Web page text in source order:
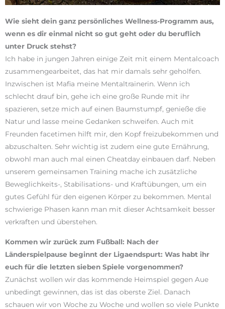
Wie sieht dein ganz persönliches Wellness-Programm aus,
wenn es dir einmal nicht so gut geht oder du beruflich
unter Druck stehst?
Ich habe in jungen Jahren einige Zeit mit einem Mentalcoach
zusammengearbeitet, das hat mir damals sehr geholfen.
Inzwischen ist Mafia meine Mentaltrainerin. Wenn ich
schlecht drauf bin, gehe ich eine große Runde mit ihr
spazieren, setze mich auf einen Baumstumpf, genieße die
Natur und lasse meine Gedanken schweifen. Auch mit
Freunden facetimen hilft mir, den Kopf freizubekommen und
abzuschalten. Sehr wichtig ist zudem eine gute Ernährung,
obwohl man auch mal einen Cheatday einbauen darf. Neben
unserem gemeinsamen Training mache ich zusätzliche
Beweglichkeits-, Stabilisations- und Kraftübungen, um ein
gutes Gefühl für den eigenen Körper zu bekommen. Mental
schwierige Phasen kann man mit dieser Achtsamkeit besser
verkraften und überstehen.
Kommen wir zurück zum Fußball: Nach der
Länderspielpause beginnt der Ligaendspurt: Was habt ihr
euch für die letzten sieben Spiele vorgenommen?
Zunächst wollen wir das kommende Heimspiel gegen Aue
unbedingt gewinnen, das ist das oberste Ziel. Danach
schauen wir von Woche zu Woche und wollen so viele Punkte